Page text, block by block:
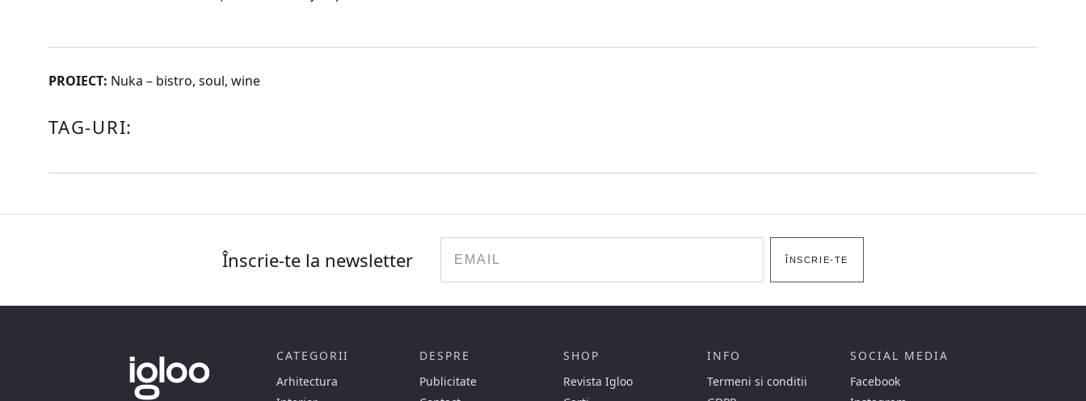
PROIECT: Nuka – bistro, soul, wine
TAG-URI:
Înscrie-te la newsletter ÎNSCRIE-TE
CATEGORII
Arhitectura
DESPRE
Publicitate
SHOP
Revista Igloo
INFO
Termeni si conditii
SOCIAL MEDIA
Facebook